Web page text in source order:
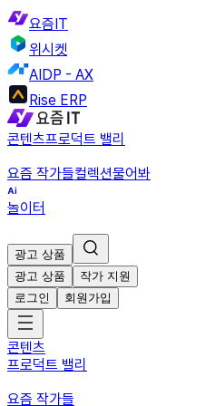
요즘IT
위시켓
AIDP - AX
Rise ERP
콘텐츠프로덕트 밸리
요즘 작가들컬렉션물어봐
놀이터
광고 상품
광고 상품
작가 지원
로그인
회원가입
콘텐츠
프로덕트 밸리
요즘 작가들